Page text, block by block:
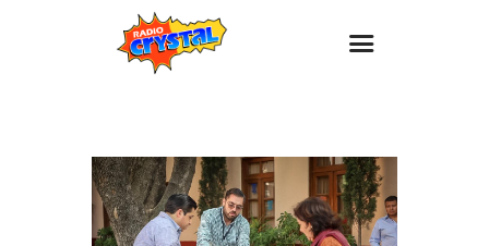
Estaciones
Eventos